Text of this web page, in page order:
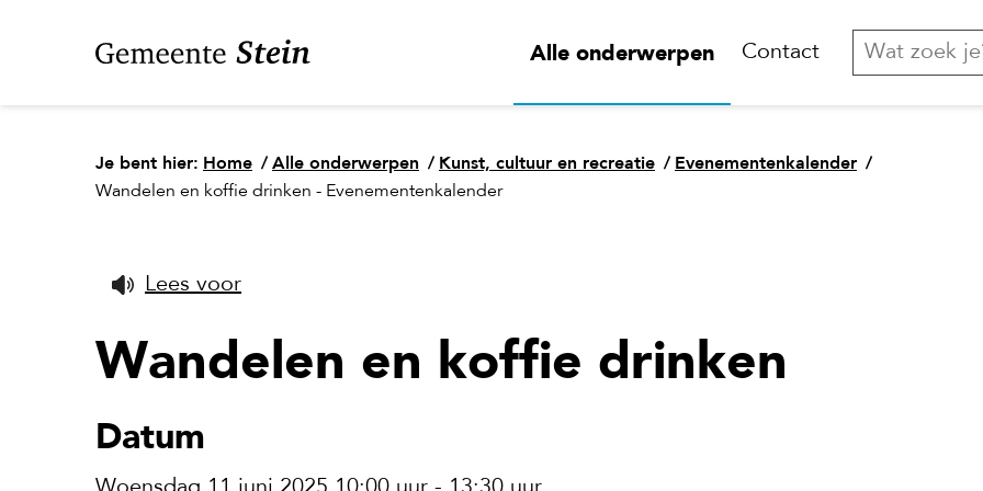
Alle onderwerpen Contact
Je bent hier: Home / Alle onderwerpen / Kunst, cultuur en recreatie / Evenementenkalender /
Wandelen en koffie drinken - Evenementenkalender
Lees voor
Wandelen en koffie drinken
Datum